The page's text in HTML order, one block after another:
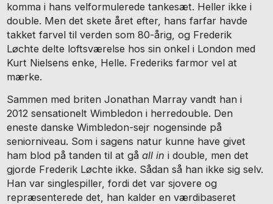
komma i hans velformulerede tankesæt. Heller ikke i
double. Men det skete året efter, hans farfar havde
takket farvel til verden som 80-årig, og Frederik
Løchte delte loftsværelse hos sin onkel i London med
Kurt Nielsens enke, Helle. Frederiks farmor vel at
mærke.
Sammen med briten Jonathan Marray vandt han i
2012 sensationelt Wimbledon i herredouble. Den
eneste danske Wimbledon-sejr nogensinde på
seniorniveau. Som i sagens natur kunne have givet
ham blod på tanden til at gåall ini double, men det
gjorde Frederik Løchte ikke. Sådan så han ikke sig selv.
Han var singlespiller, fordi det var sjovere og
repræsenterede det, han kalder en værdibaseret